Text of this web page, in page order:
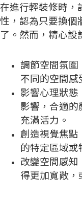
在進行輕裝修時，
性，認為只要換個
了。然而，精心設
調節空間氛圍
不同的空間感
影響心理狀
影響，合適
充滿活力。
創造視覺焦點
的特定區域或
改變空間感
得更加寬敞，